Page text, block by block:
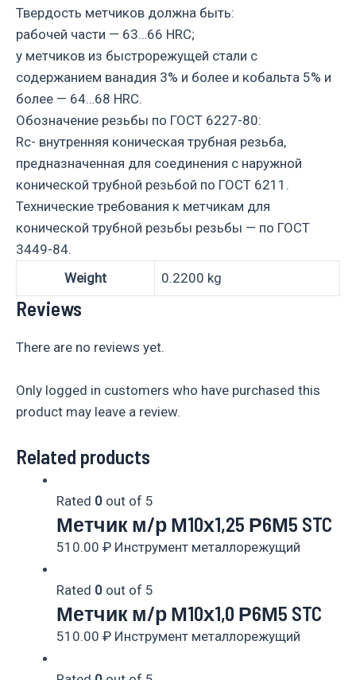
Твердость метчиков должна быть:
рабочей части — 63…66 HRC;
у метчиков из быстрорежущей стали с
содержанием ванадия 3% и более и кобальта 5% и
более — 64…68 HRC.
Обозначение резьбы по ГОСТ 6227-80:
Rc- внутренняя коническая трубная резьба,
предназначенная для соединения с наружной
конической трубной резьбой по ГОСТ 6211.
Технические требования к метчикам для
конической трубной резьбы резьбы — по ГОСТ
3449-84.
Weight
0.2200 kg
Reviews
There are no reviews yet.
Only logged in customers who have purchased this
product may leave a review.
Related products
Rated 0 out of 5
Метчик м/р М10х1,25 Р6М5 STC
510.00 ₽ Инструмент металлорежущий
Rated 0 out of 5
Метчик м/р М10х1,0 Р6М5 STC
510.00 ₽ Инструмент металлорежущий